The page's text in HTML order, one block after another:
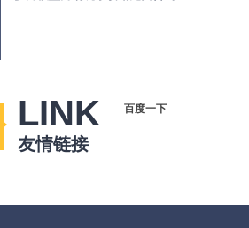
LINK
友情链接
百度一下